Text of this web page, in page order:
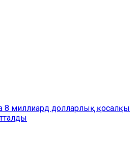
8 миллиард долларлық қосалқы